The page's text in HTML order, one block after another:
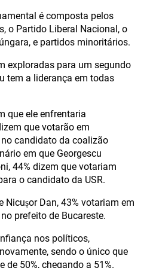
é composta pelos
o Partido Liberal Nacional, o
e partidos minoritários.
exploradas para um segundo
tem a liderança em todas
que ele enfrentaria
que votarão em
no candidato da coalizão
em que Georgescu
44% dizem que votariam
o candidato da USR.
Nicușor Dan, 43% votariam em
prefeito de Bucareste.
nos políticos,
sendo o único que
de 50%, chegando a 51%.